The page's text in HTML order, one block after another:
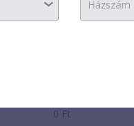
12320 Ft
0 Ft